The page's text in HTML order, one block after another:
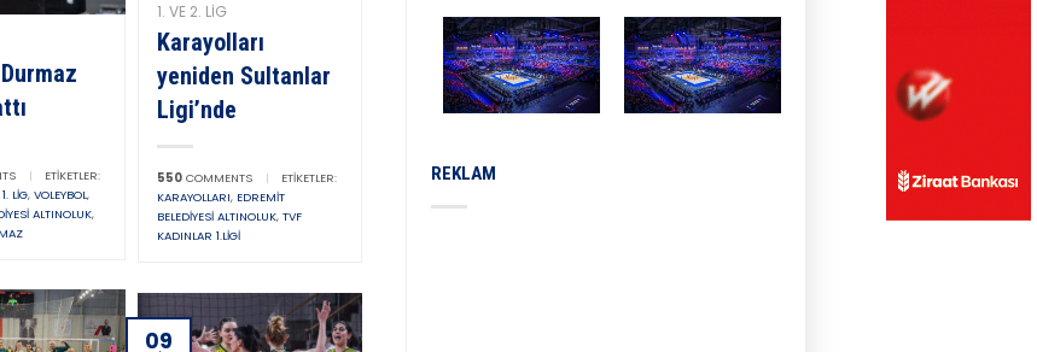
|
ETIKETLER:
LIG, VOLEYBOL,
ALTINOLUK,
1. VE 2. LIG
Karayolları
yeniden Sultanlar
Ligi’nde
550 COMMENTS |
ETIKETLER:
KARAYOLLARI, EDREMIT
BELEDIYESI ALTINOLUK, TVF
KADINLAR 1.LIGI
09
REKLAM